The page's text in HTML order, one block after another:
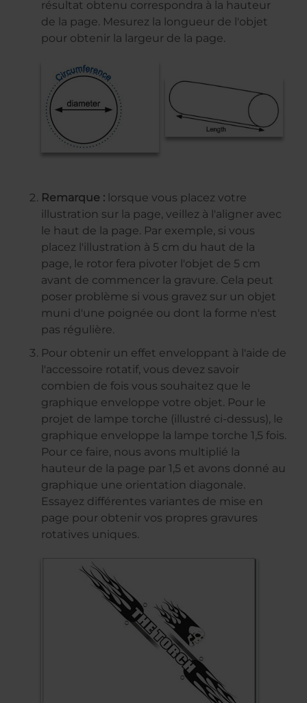
résultat obtenu correspondra à la hauteur
de la page. Mesurez la longueur de l'objet
pour obtenir la largeur de la page.
Remarque : lorsque vous placez votre
illustration sur la page, veillez à l'aligner avec
le haut de la page. Par exemple, si vous
placez l'illustration à 5 cm du haut de la
page, le rotor fera pivoter l'objet de 5 cm
avant de commencer la gravure. Cela peut
poser problème si vous gravez sur un objet
muni d'une poignée ou dont la forme n'est
pas régulière.
Pour obtenir un effet enveloppant à l'aide de
l'accessoire rotatif, vous devez savoir
combien de fois vous souhaitez que le
graphique enveloppe votre objet. Pour le
projet de lampe torche (illustré ci-dessus), le
graphique enveloppe la lampe torche 1,5 fois.
Pour ce faire, nous avons multiplié la
hauteur de la page par 1,5 et avons donné au
graphique une orientation diagonale.
Essayez différentes variantes de mise en
page pour obtenir vos propres gravures
rotatives uniques.